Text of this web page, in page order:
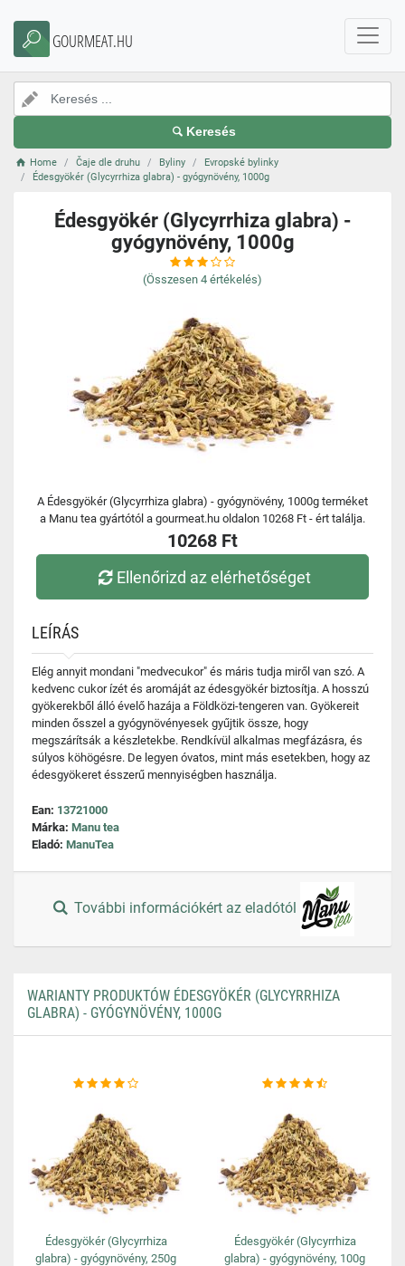
GOURMEAT.HU
Keresés
Home Čaje dle druhu Byliny
Evropské bylinky
Édesgyökér (Glycyrrhiza glabra) - gyógynövény, 1000g
Édesgyökér (Glycyrrhiza glabra) -
gyógynövény, 1000g
(Összesen 4 értékelés)
A Édesgyökér (Glycyrrhiza glabra) - gyógynövény, 1000g terméket
a Manu tea gyártótól a gourmeat.hu oldalon 10268 Ft - ért találja.
10268 Ft
Ellenőrizd az elérhetőséget
LEÍRÁS
Elég annyit mondani "medvecukor" és máris tudja miről van szó. A
kedvenc cukor ízét és aromáját az édesgyökér biztosítja. A hosszú
gyökerekből álló évelő hazája a Földközi-tengeren van. Gyökereit
minden ősszel a gyógynövényesek gyűjtik össze, hogy
megszárítsák a készletekbe. Rendkívül alkalmas megfázásra, és
súlyos köhögésre. De legyen óvatos, mint más esetekben, hogy az
édesgyökeret ésszerű mennyiségben használja.
Ean: 13721000
Márka: Manu tea
Eladó: ManuTea
További információkért az eladótól
WARIANTY PRODUKTÓW ÉDESGYÖKÉR (GLYCYRRHIZA
GLABRA) - GYÓGYNÖVÉNY, 1000G
Édesgyökér (Glycyrrhiza
glabra) - gyógynövény, 250g
Édesgyökér (Glycyrrhiza
glabra) - gyógynövény, 100g